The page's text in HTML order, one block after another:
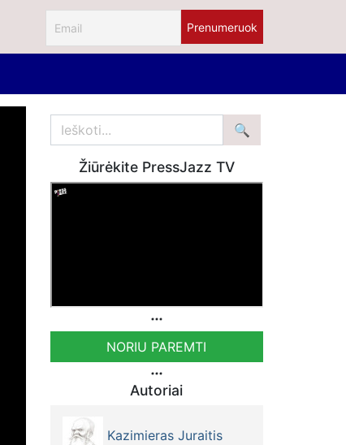
Žiūrėkite PressJazz TV
NORIU PAREMTI
Autoriai
Kazimieras Juraitis